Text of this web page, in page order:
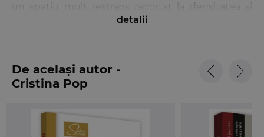
complexitatea disciplinei. Din acest motiv, alegerea
sistematizare rationala a celor mai importante
institutii de drept privat roman, astfel incat
studentului sa i se ofere un minimum minimorum
Prin structurarea sa in cele 5 sectiuni –
detalii
De același autor -
Cristina Pop